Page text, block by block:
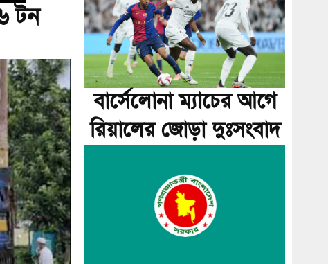
টন
বার্সেলোনা ম্যাচের আগে
রিয়ালের জোড়া দুঃসংবাদ